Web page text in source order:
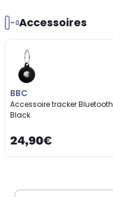
Accessoires
BBC
Accessoire tracker Bluetooth
Black
24,90€